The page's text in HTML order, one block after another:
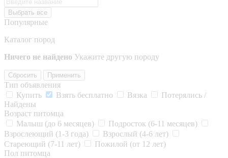
Выбрать все
Популярные
Каталог пород
Ничего не найдено Укажите другую породу
Сбросить Применить
Тип объявления
Купить
Взять бесплатно Вязка
Потерялись /
Найдены
Возраст питомца
Малыш (до 6 месяцев)
Подросток (6-11 месяцев)
Взрослеющий (1-3 года)
Взрослый (4-6 лет)
Стареющий (7-11 лет)
Пожилой (от 12 лет)
Пол питомца